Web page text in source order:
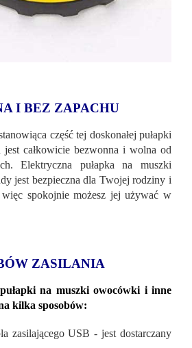
I BEZ ZAPACHU
część tej doskonałej pułapki
całkowicie bezwonna i wolna od
Elektryczna pułapka na muszki
jest bezpieczna dla Twojej rodziny i
spokojnie możesz jej używać w
ZASILANIA
na muszki owocówki i inne
kilka sposobów:
zasilającego USB - jest dostarczany